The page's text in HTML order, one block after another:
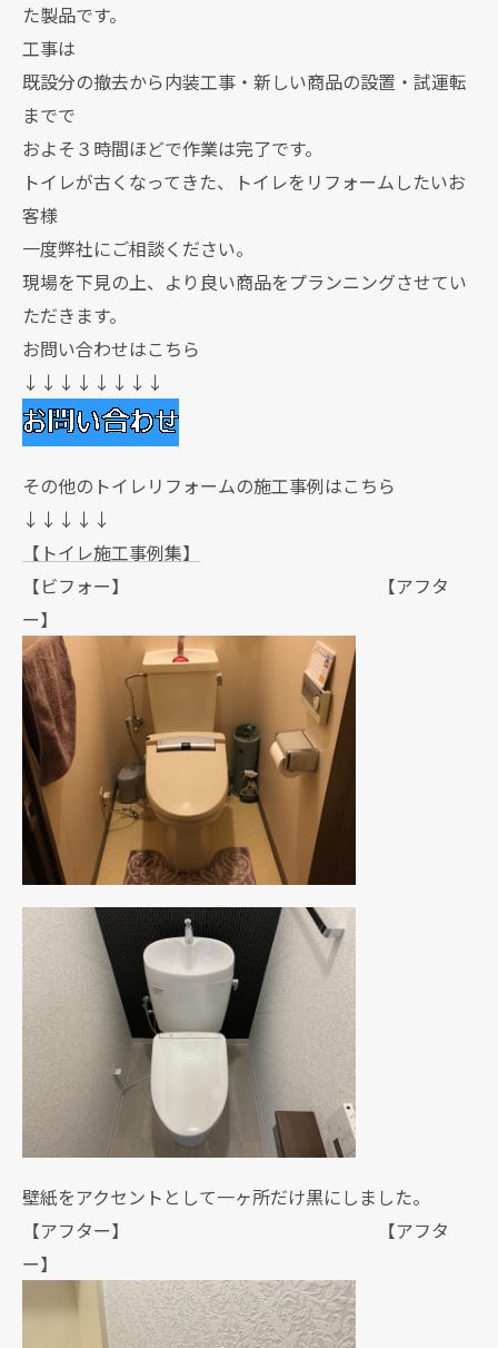
た製品です。
工事は
既設分の撤去から内装工事・新しい商品の設置・試運転
までで
およそ３時間ほどで作業は完了です。
トイレが古くなってきた、トイレをリフォームしたいお
客様
一度弊社にご相談ください。
現場を下見の上、より良い商品をプランニングさせてい
ただきます。
お問い合わせはこちら
↓↓↓↓↓↓↓↓
その他のトイレリフォームの施工事例はこちら
↓↓↓↓↓
【トイレ施工事例集】
【ビフォー】 【アフタ
ー】
壁紙をアクセントとして一ヶ所だけ黒にしました。
【アフター】 【アフタ
ー】